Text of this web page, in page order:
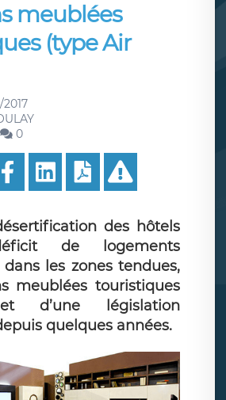
meublées
(type Air
0
des hôtels
de logements
les zones tendues,
meublées touristiques
d’une législation
quelques années.